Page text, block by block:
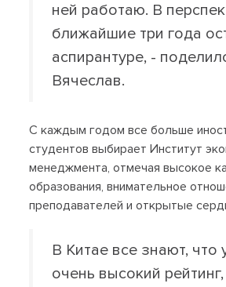
ней работаю. В
ближайшие три года
аспирантуре, -
Вячеслав.
С каждым годом все больше
студентов выбирает Институт
менеджмента, отмечая высокое
образования, внимательное
преподавателей и открытые
В Китае все знают, что
очень высокий